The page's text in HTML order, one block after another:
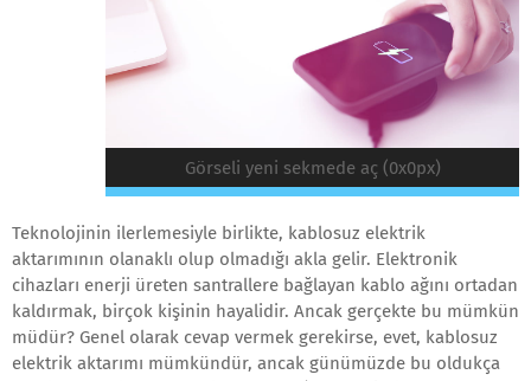
Görseli yeni sekmede aç (0x0px)
Teknolojinin ilerlemesiyle birlikte, kablosuz elektrik
aktarımının olanaklı olup olmadığı akla gelir. Elektronik
cihazları enerji üreten santrallere bağlayan kablo ağını ortadan
kaldırmak, birçok kişinin hayalidir. Ancak gerçekte bu mümkün
müdür? Genel olarak cevap vermek gerekirse, evet, kablosuz
elektrik aktarımı mümkündür, ancak günümüzde bu oldukça